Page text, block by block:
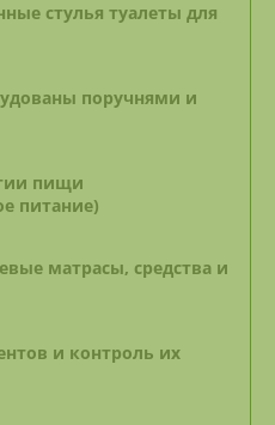
стулья туалеты для
поручнями и
пищи
питание)
матрасы, средства и
и контроль их